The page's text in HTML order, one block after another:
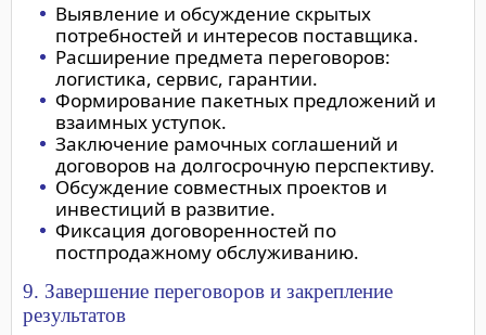
Выявление и обсуждение скрытых
потребностей и интересов поставщика.
Расширение предмета переговоров:
логистика, сервис, гарантии.
Формирование пакетных предложений и
взаимных уступок.
Заключение рамочных соглашений и
договоров на долгосрочную перспективу.
Обсуждение совместных проектов и
инвестиций в развитие.
Фиксация договоренностей по
постпродажному обслуживанию.
9. Завершение переговоров и закрепление
результатов